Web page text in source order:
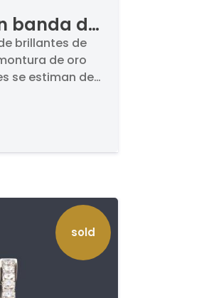
banda de
1,70 ct en
brillantes de
de oro
se estiman de
sold